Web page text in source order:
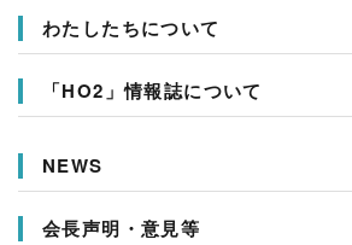
わたしたちについて
「HO2」情報誌について
NEWS
会長声明・意見等